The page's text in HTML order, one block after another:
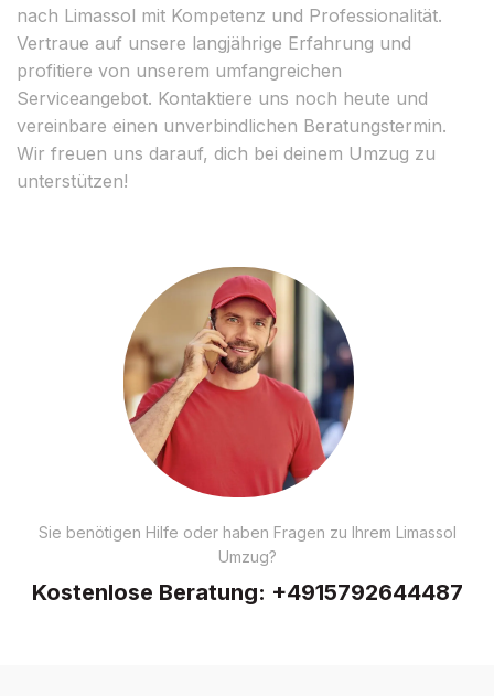
nach Limassol mit Kompetenz und Professionalität.
Vertraue auf unsere langjährige Erfahrung und
profitiere von unserem umfangreichen
Serviceangebot. Kontaktiere uns noch heute und
vereinbare einen unverbindlichen Beratungstermin.
Wir freuen uns darauf, dich bei deinem Umzug zu
unterstützen!
Sie benötigen Hilfe oder haben Fragen zu Ihrem Limassol
Umzug?
Kostenlose Beratung: +4915792644487